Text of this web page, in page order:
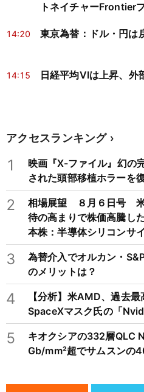
トネイチャーFrontier
14:20 東京為替：ドル・円は
14:15 日経平均VIは上昇、外
アクセスランキング
1
映画『X-ファイル』幻の
された頭部移植ホラーを
2
相場展望 ８月６日号 米
待の高まりで株価高騰し
本株：半導体シリコンサ
不況を繰り返すため注意
3
為替介入でオルカン・
のメリットは？
4
【分析】米AMD、過去
SpaceXマスク氏の「
5
キオクシアの332層QLC
Gb/mm²超でサムスンの